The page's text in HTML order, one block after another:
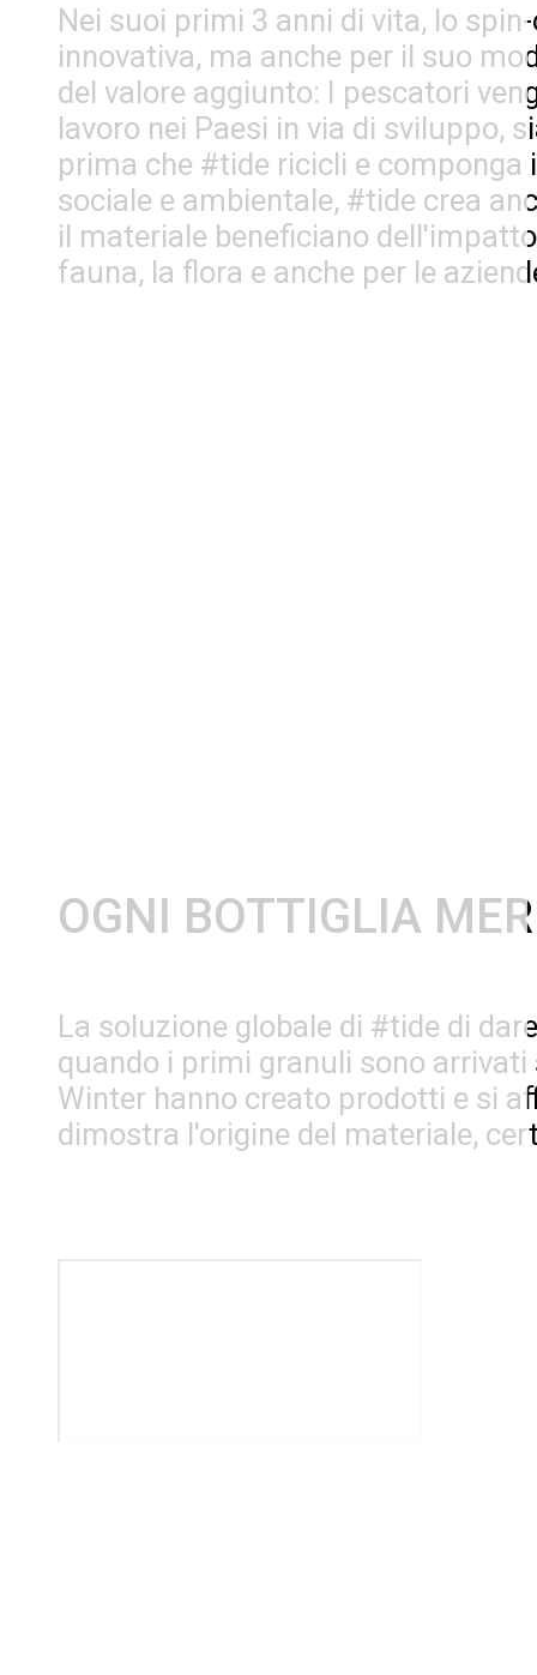
Nei suoi primi 3 anni di vita, lo
innovativa, ma anche per il suo
del valore aggiunto: I pescatori
lavoro nei Paesi in via di sviluppo,
prima che #tide ricicli e
sociale e ambientale, #tide crea
il materiale beneficiano
fauna, la flora e anche per le
OGNI BOTTIGLIA
La soluzione globale di #tide di
quando i primi granuli sono
Winter hanno creato prodotti e si
dimostra l'origine del materiale,